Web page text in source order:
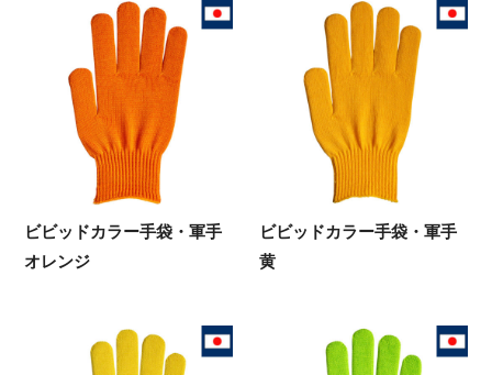
ビビッドカラー手袋・軍手
オレンジ
ビビッドカラー手袋・軍手
黄